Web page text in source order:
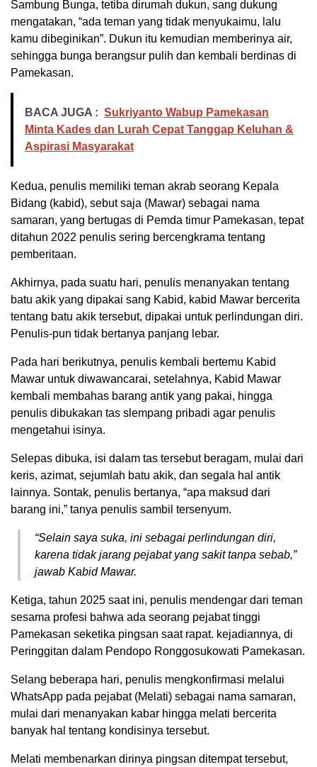
Sambung Bunga, tetiba dirumah dukun, sang dukung
mengatakan, “ada teman yang tidak menyukaimu, lalu
kamu dibeginikan”. Dukun itu kemudian memberinya air,
sehingga bunga berangsur pulih dan kembali berdinas di
Pamekasan.
BACA JUGA : Sukriyanto Wabup Pamekasan
Minta Kades dan Lurah Cepat Tanggap Keluhan &
Aspirasi Masyarakat
Kedua, penulis memiliki teman akrab seorang Kepala
Bidang (kabid), sebut saja (Mawar) sebagai nama
samaran, yang bertugas di Pemda timur Pamekasan, tepat
ditahun 2022 penulis sering bercengkrama tentang
pemberitaan.
Akhirnya, pada suatu hari, penulis menanyakan tentang
batu akik yang dipakai sang Kabid, kabid Mawar bercerita
tentang batu akik tersebut, dipakai untuk perlindungan diri.
Penulis-pun tidak bertanya panjang lebar.
Pada hari berikutnya, penulis kembali bertemu Kabid
Mawar untuk diwawancarai, setelahnya, Kabid Mawar
kembali membahas barang antik yang pakai, hingga
penulis dibukakan tas slempang pribadi agar penulis
mengetahui isinya.
Selepas dibuka, isi dalam tas tersebut beragam, mulai dari
keris, azimat, sejumlah batu akik, dan segala hal antik
lainnya. Sontak, penulis bertanya, “apa maksud dari
barang ini,” tanya penulis sambil tersenyum.
“Selain saya suka, ini sebagai perlindungan diri,
karena tidak jarang pejabat yang sakit tanpa sebab,”
jawab Kabid Mawar.
Ketiga, tahun 2025 saat ini, penulis mendengar dari teman
sesama profesi bahwa ada seorang pejabat tinggi
Pamekasan seketika pingsan saat rapat. kejadiannya, di
Peringgitan dalam Pendopo Ronggosukowati Pamekasan.
Selang beberapa hari, penulis mengkonfirmasi melalui
WhatsApp pada pejabat (Melati) sebagai nama samaran,
mulai dari menanyakan kabar hingga melati bercerita
banyak hal tentang kondisinya tersebut.
Melati membenarkan dirinya pingsan ditempat tersebut,